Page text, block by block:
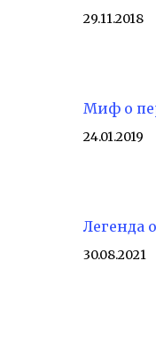
29.11.2018
Миф о
24.01.2019
Легенда
30.08.2021